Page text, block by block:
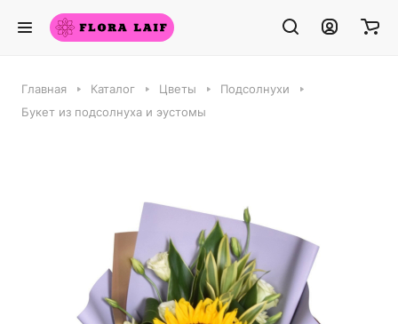
Главная Каталог Цветы
Подсолнухи
Букет из подсолнуха и эустомы